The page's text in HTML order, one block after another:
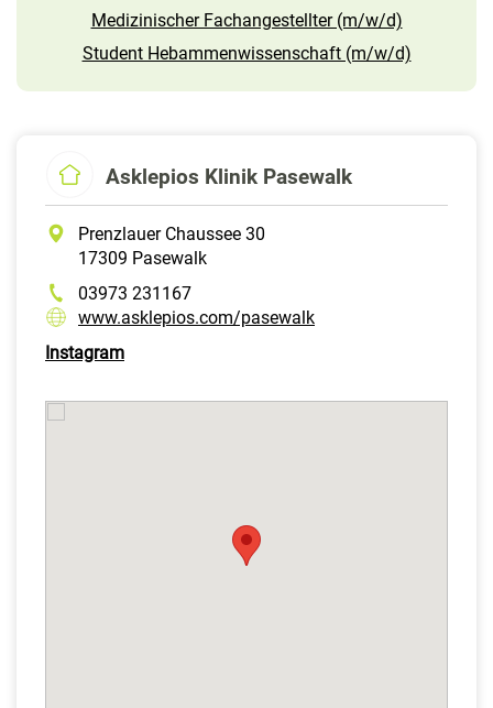
Medizinischer Fachangestellter (m/w/d)
Student Hebammenwissenschaft (m/w/d)
Asklepios Klinik Pasewalk
Prenzlauer Chaussee 30
17309 Pasewalk
03973 231167
www.asklepios.com/pasewalk
Instagram